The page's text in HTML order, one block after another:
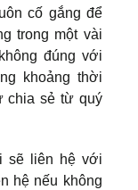
cố gắng để
trong một vài
đúng với
khoảng thời
chia sẻ từ quý
sẽ liên hệ với
hệ nếu không